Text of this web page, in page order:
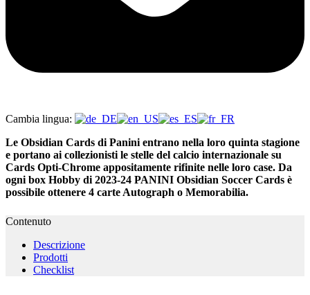
Cambia lingua:
Le Obsidian Cards di Panini entrano nella loro quinta stagione
e portano ai collezionisti le stelle del calcio internazionale su
Cards Opti-Chrome appositamente rifinite nelle loro case. Da
ogni box Hobby di 2023-24 PANINI Obsidian Soccer Cards è
possibile ottenere 4 carte Autograph o Memorabilia.
Contenuto
Descrizione
Prodotti
Checklist